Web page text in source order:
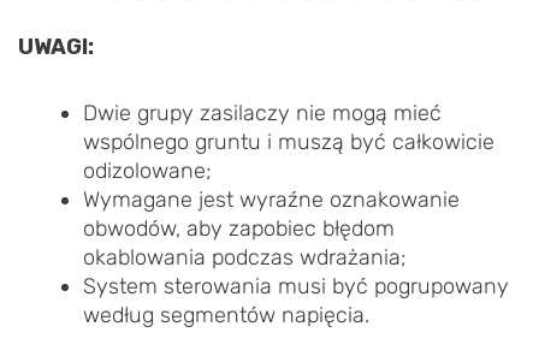
UWAGI:
Dwie grupy zasilaczy nie mogą mieć
wspólnego gruntu i muszą być całkowicie
odizolowane;
Wymagane jest wyraźne oznakowanie
obwodów, aby zapobiec błędom
okablowania podczas wdrażania;
System sterowania musi być pogrupowany
według segmentów napięcia.